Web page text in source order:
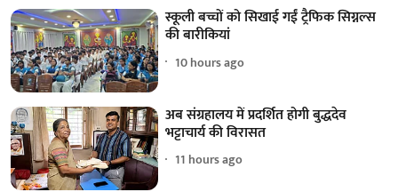
स्कूली बच्चों को सिखाई गईं ट्रैफिक सिग्नल्स
की बारीकियां
10 hours ago
अब संग्रहालय में प्रदर्शित होगी बुद्धदेव
भट्टाचार्य की विरासत
11 hours ago